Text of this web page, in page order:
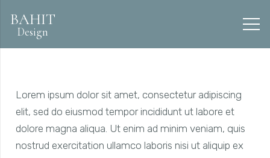
BAHIT
Design
Lorem ipsum dolor sit amet, consectetur adipiscing
elit, sed do eiusmod tempor incididunt ut labore et
dolore magna aliqua. Ut enim ad minim veniam, quis
nostrud exercitation ullamco laboris nisi ut aliquip ex